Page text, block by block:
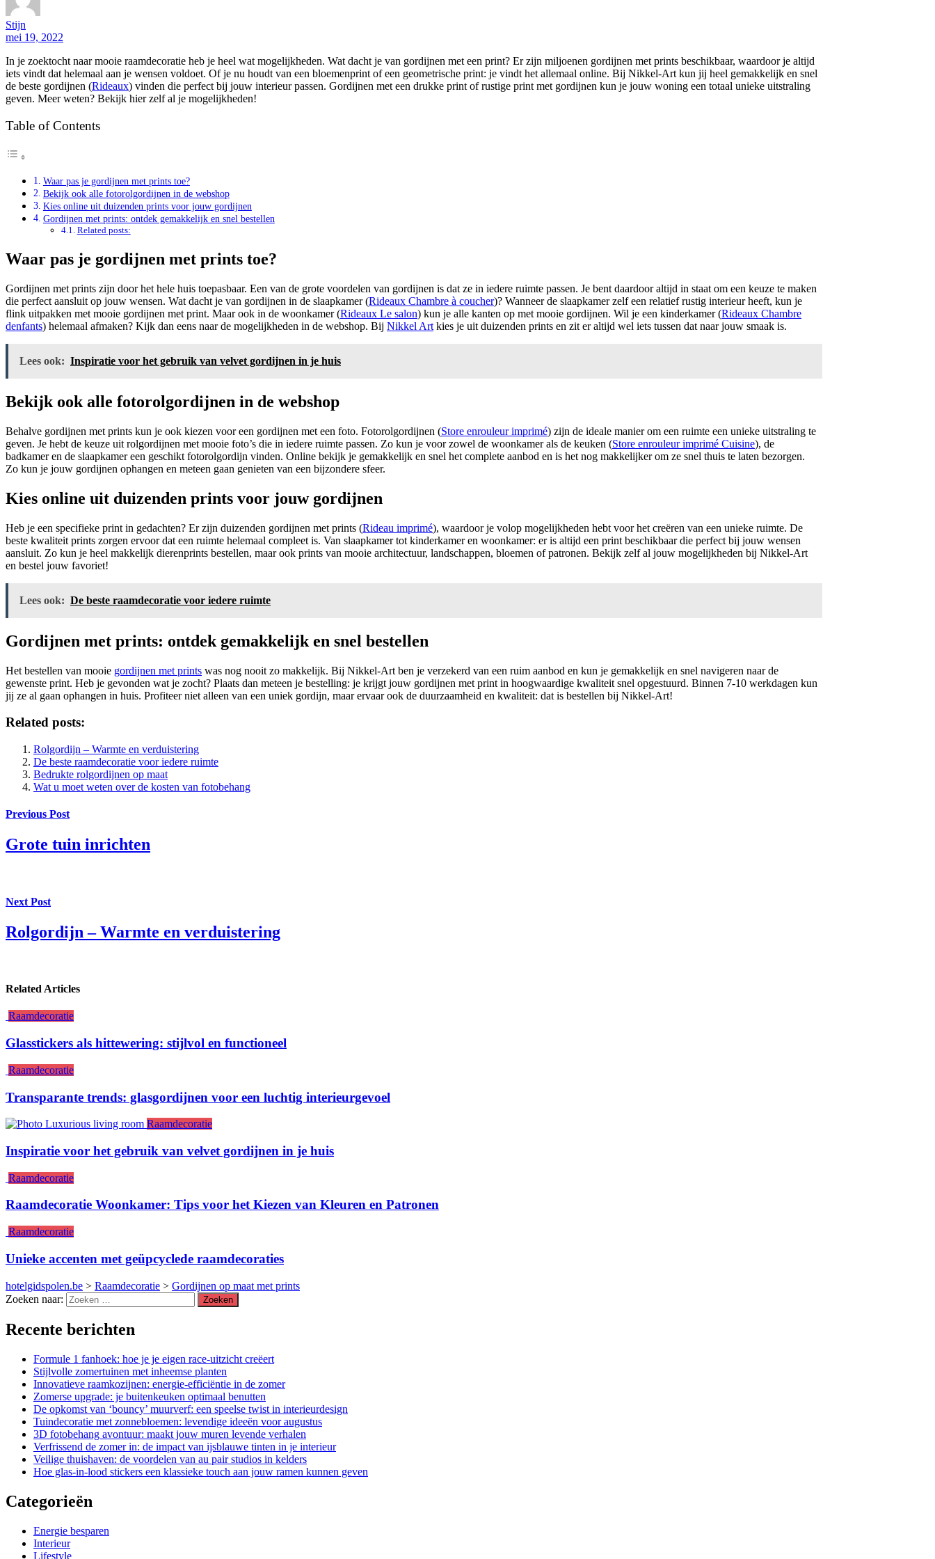
Stijn
mei 19, 2022
In je zoektocht naar mooie raamdecoratie heb je heel wat mogelijkheden. Wat dacht je van gordijnen met een print? Er zijn miljoenen gordijnen met prints beschikbaar, waardoor je altijd
iets vindt dat helemaal aan je wensen voldoet. Of je nu houdt van een bloemenprint of een geometrische print: je vindt het allemaal online. Bij Nikkel-Art kun jij heel gemakkelijk en snel
de beste gordijnen (Rideaux) vinden die perfect bij jouw interieur passen. Gordijnen met een drukke print of rustige print met gordijnen kun je jouw woning een totaal unieke uitstraling
geven. Meer weten? Bekijk hier zelf al je mogelijkheden!
Table of Contents
Waar pas je gordijnen met prints toe?
Bekijk ook alle fotorolgordijnen in de webshop
Kies online uit duizenden prints voor jouw gordijnen
Gordijnen met prints: ontdek gemakkelijk en snel bestellen
Related posts:
Waar pas je gordijnen met prints toe?
Gordijnen met prints zijn door het hele huis toepasbaar. Een van de grote voordelen van gordijnen is dat ze in iedere ruimte passen. Je bent daardoor altijd in staat om een keuze te maken
die perfect aansluit op jouw wensen. Wat dacht je van gordijnen in de slaapkamer (Rideaux Chambre à coucher)? Wanneer de slaapkamer zelf een relatief rustig interieur heeft, kun je
flink uitpakken met mooie gordijnen met print. Maar ook in de woonkamer (Rideaux Le salon) kun je alle kanten op met mooie gordijnen. Wil je een kinderkamer (Rideaux Chambre
denfants) helemaal afmaken? Kijk dan eens naar de mogelijkheden in de webshop. Bij Nikkel Art kies je uit duizenden prints en zit er altijd wel iets tussen dat naar jouw smaak is.
Lees ook: Inspiratie voor het gebruik van velvet gordijnen in je huis
Bekijk ook alle fotorolgordijnen in de webshop
Behalve gordijnen met prints kun je ook kiezen voor een gordijnen met een foto. Fotorolgordijnen (Store enrouleur imprimé) zijn de ideale manier om een ruimte een unieke uitstraling te
geven. Je hebt de keuze uit rolgordijnen met mooie foto’s die in iedere ruimte passen. Zo kun je voor zowel de woonkamer als de keuken (Store enrouleur imprimé Cuisine), de
badkamer en de slaapkamer een geschikt fotorolgordijn vinden. Online bekijk je gemakkelijk en snel het complete aanbod en is het nog makkelijker om ze snel thuis te laten bezorgen.
Zo kun je jouw gordijnen ophangen en meteen gaan genieten van een bijzondere sfeer.
Kies online uit duizenden prints voor jouw gordijnen
Heb je een specifieke print in gedachten? Er zijn duizenden gordijnen met prints (Rideau imprimé), waardoor je volop mogelijkheden hebt voor het creëren van een unieke ruimte. De
beste kwaliteit prints zorgen ervoor dat een ruimte helemaal compleet is. Van slaapkamer tot kinderkamer en woonkamer: er is altijd een print beschikbaar die perfect bij jouw wensen
aansluit. Zo kun je heel makkelijk dierenprints bestellen, maar ook prints van mooie architectuur, landschappen, bloemen of patronen. Bekijk zelf al jouw mogelijkheden bij Nikkel-Art
en bestel jouw favoriet!
Lees ook: De beste raamdecoratie voor iedere ruimte
Gordijnen met prints: ontdek gemakkelijk en snel bestellen
Het bestellen van mooie gordijnen met prints was nog nooit zo makkelijk. Bij Nikkel-Art ben je verzekerd van een ruim aanbod en kun je gemakkelijk en snel navigeren naar de
gewenste print. Heb je gevonden wat je zocht? Plaats dan meteen je bestelling: je krijgt jouw gordijnen met print in hoogwaardige kwaliteit snel opgestuurd. Binnen 7-10 werkdagen kun
jij ze al gaan ophangen in huis. Profiteer niet alleen van een uniek gordijn, maar ervaar ook de duurzaamheid en kwaliteit: dat is bestellen bij Nikkel-Art!
Related posts:
Rolgordijn – Warmte en verduistering
De beste raamdecoratie voor iedere ruimte
Bedrukte rolgordijnen op maat
Wat u moet weten over de kosten van fotobehang
Previous Post
Grote tuin inrichten
Next Post
Rolgordijn – Warmte en verduistering
Related Articles
Raamdecoratie
Glasstickers als hittewering: stijlvol en functioneel
Raamdecoratie
Transparante trends: glasgordijnen voor een luchtig interieurgevoel
Raamdecoratie
Inspiratie voor het gebruik van velvet gordijnen in je huis
Raamdecoratie
Raamdecoratie Woonkamer: Tips voor het Kiezen van Kleuren en Patronen
Raamdecoratie
Unieke accenten met geüpcyclede raamdecoraties
hotelgidspolen.be > Raamdecoratie > Gordijnen op maat met prints
Zoeken naar:
Recente berichten
Formule 1 fanhoek: hoe je je eigen race-uitzicht creëert
Stijlvolle zomertuinen met inheemse planten
Innovatieve raamkozijnen: energie-efficiëntie in de zomer
Zomerse upgrade: je buitenkeuken optimaal benutten
De opkomst van ‘bouncy’ muurverf: een speelse twist in interieurdesign
Tuindecoratie met zonnebloemen: levendige ideeën voor augustus
3D fotobehang avontuur: maakt jouw muren levende verhalen
Verfrissend de zomer in: de impact van ijsblauwe tinten in je interieur
Veilige thuishaven: de voordelen van au pair studios in kelders
Hoe glas-in-lood stickers een klassieke touch aan jouw ramen kunnen geven
Categorieën
Energie besparen
Interieur
Lifestyle